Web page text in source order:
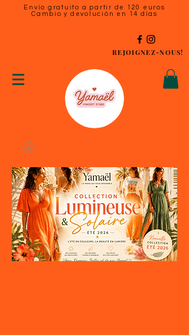
Envío gratuito a partir de 120 euros
Cambio y devolución en 14 días
REJOIGNEZ-NOUS!